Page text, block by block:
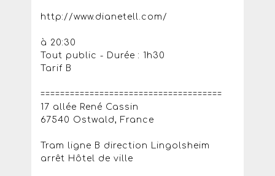
http://www.dianetell.com/
à 20:30
Tout public - Durée : 1h30
Tarif B
=====================================
17 allée René Cassin
67540 Ostwald, France
Tram ligne B direction Lingolsheim
arrêt Hôtel de ville